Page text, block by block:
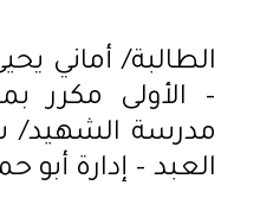
الطالبة/ أماني
مدرسة
العبد – إدارة